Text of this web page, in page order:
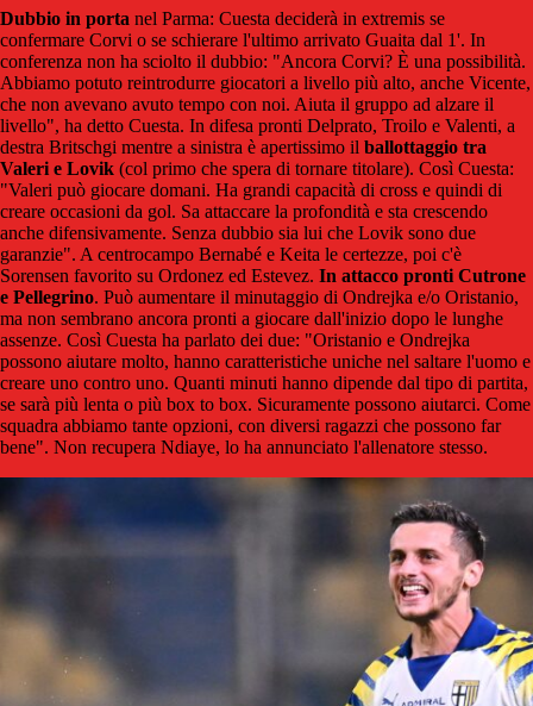
Dubbio in porta nel Parma: Cuesta deciderà in extremis se
confermare Corvi o se schierare l'ultimo arrivato Guaita dal 1'. In
conferenza non ha sciolto il dubbio: "Ancora Corvi? È una possibilità.
Abbiamo potuto reintrodurre giocatori a livello più alto, anche Vicente,
che non avevano avuto tempo con noi. Aiuta il gruppo ad alzare il
livello", ha detto Cuesta. In difesa pronti Delprato, Troilo e Valenti, a
destra Britschgi mentre a sinistra è apertissimo il ballottaggio tra
Valeri e Lovik (col primo che spera di tornare titolare). Così Cuesta:
"Valeri può giocare domani. Ha grandi capacità di cross e quindi di
creare occasioni da gol. Sa attaccare la profondità e sta crescendo
anche difensivamente. Senza dubbio sia lui che Lovik sono due
garanzie". A centrocampo Bernabé e Keita le certezze, poi c'è
Sorensen favorito su Ordonez ed Estevez. In attacco pronti Cutrone
e Pellegrino. Può aumentare il minutaggio di Ondrejka e/o Oristanio,
ma non sembrano ancora pronti a giocare dall'inizio dopo le lunghe
assenze. Così Cuesta ha parlato dei due: "Oristanio e Ondrejka
possono aiutare molto, hanno caratteristiche uniche nel saltare l'uomo e
creare uno contro uno. Quanti minuti hanno dipende dal tipo di partita,
se sarà più lenta o più box to box. Sicuramente possono aiutarci. Come
squadra abbiamo tante opzioni, con diversi ragazzi che possono far
bene". Non recupera Ndiaye, lo ha annunciato l'allenatore stesso.